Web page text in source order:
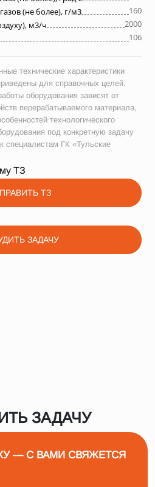
(не более), г/м3
160
м3/ч
2000
106
технические характеристики
для справочных целей.
оборудования зависят от
перерабатываемого материала,
технологического
под конкретную задачу
специалистам ГК «Тульские
ТЗ
ТЗ
ЗАДАЧУ
ЗАДАЧУ
— С ВАМИ СВЯЖЕТСЯ